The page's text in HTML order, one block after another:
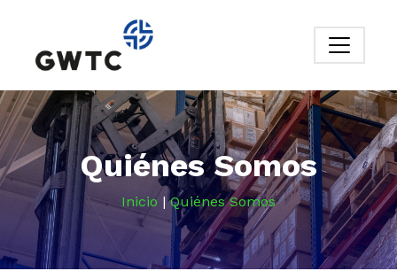
Quiénes Somos
Inicio |Quiénes Somos